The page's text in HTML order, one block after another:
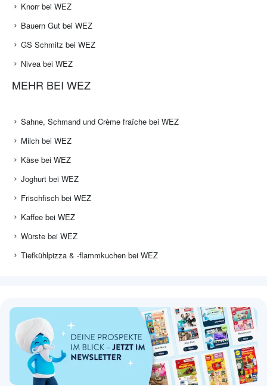
Knorr bei WEZ
Bauern Gut bei WEZ
GS Schmitz bei WEZ
Nivea bei WEZ
MEHR BEI WEZ
Sahne, Schmand und Crème fraîche bei WEZ
Milch bei WEZ
Käse bei WEZ
Joghurt bei WEZ
Frischfisch bei WEZ
Kaffee bei WEZ
Würste bei WEZ
Tiefkühlpizza & -flammkuchen bei WEZ